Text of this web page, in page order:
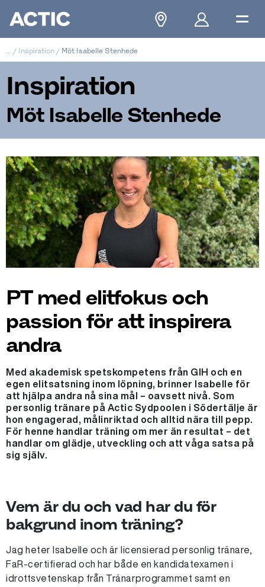
/ Inspiration / Möt Isabelle Stenhede
Inspiration
Möt Isabelle Stenhede
PT med elitfokus och
passion för att inspirera
andra
Med akademisk spetskompetens från GIH och en
egen elitsatsning inom löpning, brinner Isabelle för
att hjälpa andra nå sina mål – oavsett nivå. Som
personlig tränare på Actic Sydpoolen i Södertälje är
hon engagerad, målinriktad och alltid nära till pepp.
För henne handlar träning om mer än resultat – det
handlar om glädje, utveckling och att våga satsa på
sig själv.
Vem är du och vad har du för
bakgrund inom träning?
Jag heter Isabelle och är licensierad personlig tränare,
FaR-certifierad och har både en kandidatexamen i
idrottsvetenskap från Tränarprogrammet samt en